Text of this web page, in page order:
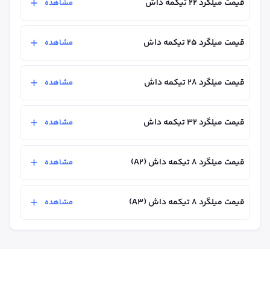
قیمت میلگرد ۲۲ تیکمه داش مشاهده
قیمت میلگرد ۲۵ تیکمه داش مشاهده
قیمت میلگرد ۲۸ تیکمه داش مشاهده
قیمت میلگرد ۳۲ تیکمه داش مشاهده
قیمت میلگرد ۸ تیکمه داش (A2) مشاهده
قیمت میلگرد ۸ تیکمه داش (A3) مشاهده